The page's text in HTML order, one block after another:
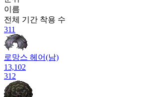
이름
전체 기간 착용 수
311
로망스 헤어(남)
13,102
312